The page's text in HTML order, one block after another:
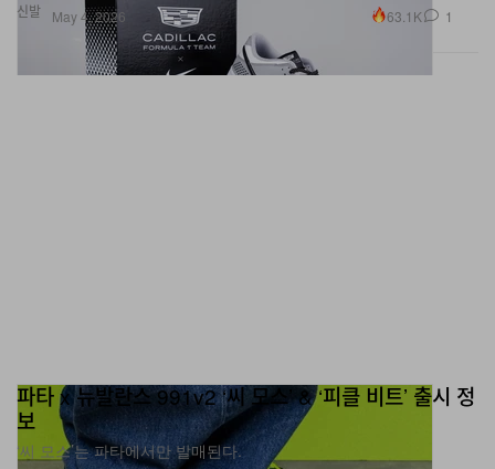
신발 May 4, 2026 63.1K 1
파타 x 뉴발란스 991v2 ‘씨 모스’ & ‘피클 비트’ 출시 정
보
‘씨 모스’는 파타에서만 발매된다.